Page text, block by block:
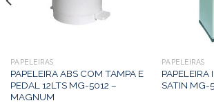
PAPELEIRAS
PAPELEIRA ABS COM TAMPA E
PEDAL 12LTS MG-5012 –
MAGNUM
PAPELEIRAS
SATIN MG-